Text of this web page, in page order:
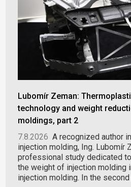
Lubomír Zeman:
technology and weight
moldings, part 2
7.8.2026 A recognized author
injection molding, Ing. Lubomír
professional study dedicated
the weight of injection molding
injection molding. In the second